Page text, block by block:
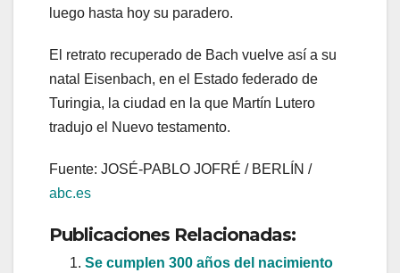
luego hasta hoy su paradero.
El retrato recuperado de Bach vuelve así a su
natal Eisenbach, en el Estado federado de
Turingia, la ciudad en la que Martín Lutero
tradujo el Nuevo testamento.
Fuente: JOSÉ-PABLO JOFRÉ / BERLÍN /
abc.es
Publicaciones Relacionadas:
Se cumplen 300 años del nacimiento